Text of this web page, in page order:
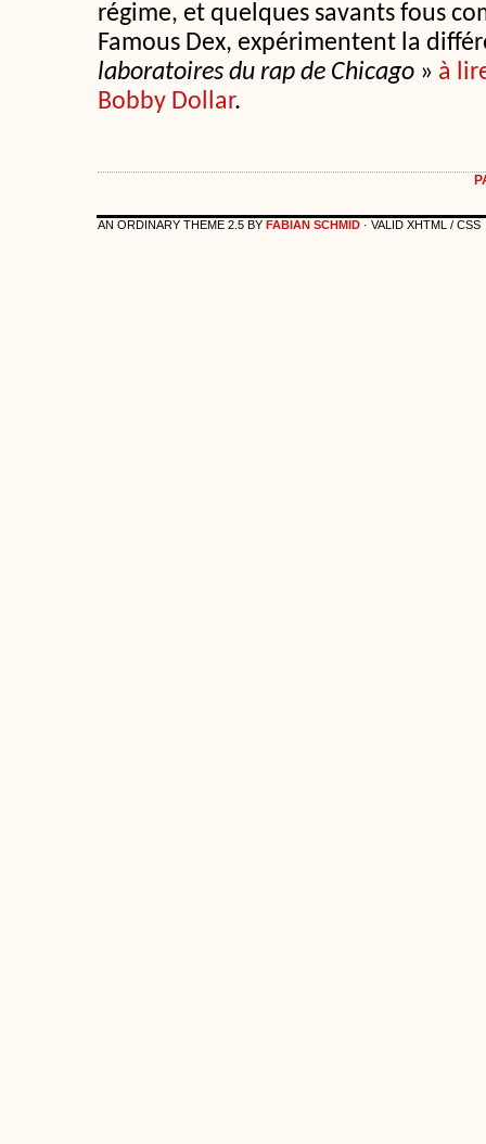
régime, et quelques savants fous
Famous Dex, expérimentent la
laboratoires du rap de Chicago » à
Bobby Dollar.
AN ORDINARY THEME 2.5 BY FABIAN SCHMID · VALID XHTML / CSS